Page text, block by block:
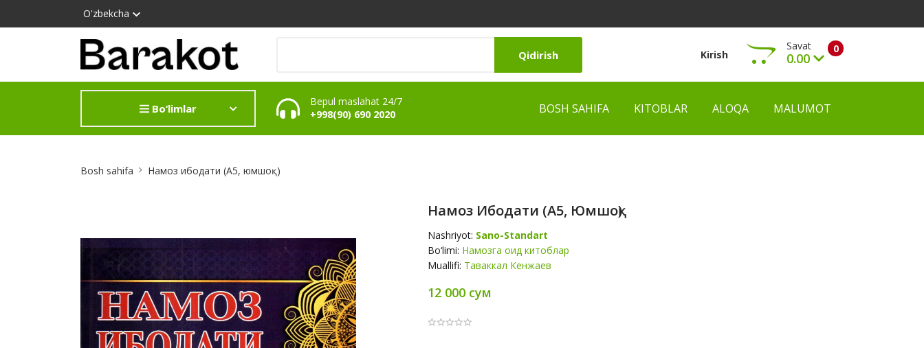
O'zbekcha
Qidirish Kirish 0
Savat
0.00
Ko‘rish
Bo‘limlar
Bepul maslahat 24/7
+998(90) 690 2020
BOSH SAHIFA KITOBLAR ALOQA MALUMOT
Bosh sahifa Намоз ибодати (А5, юмшоқ)
Намоз Ибодати (А5, Юмшоқ)
Nashriyot: Sano-Standart
Bo‘limi: Намозга оид китоблар
Muallifi: Таваккал Кенжаев
12 000 сум